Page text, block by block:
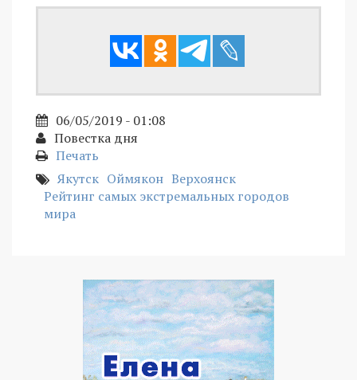
06/05/2019 - 01:08
Повестка дня
Печать
Якутск Оймякон Верхоянск
Рейтинг самых экстремальных городов
мира